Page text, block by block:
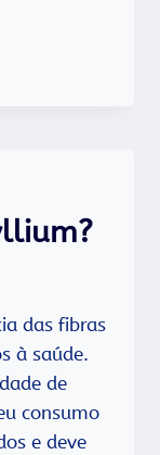
das fibras
à saúde.
de
consumo
e deve